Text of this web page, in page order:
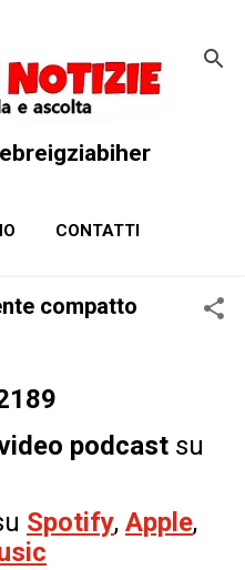
CONTATTI
compatto
podcast su
Spotify, Apple,